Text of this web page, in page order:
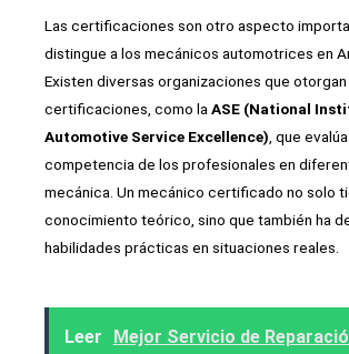
Las certificaciones son otro aspecto
distingue a los mecánicos automotrices en
Existen diversas organizaciones que otorgan
certificaciones, como laASE (National
Automotive Service Excellence), que
competencia de los profesionales en
mecánica. Un mecánico certificado no solo
conocimiento teórico, sino que también ha
habilidades prácticas en situaciones reales.
Leer
Mejor Servicio de